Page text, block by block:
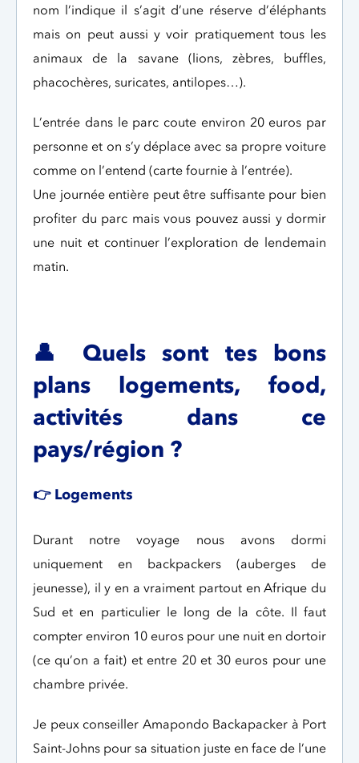
nom l’indique il s’agit d’une réserve d’éléphants
mais on peut aussi y voir pratiquement tous les
animaux de la savane (lions, zèbres, buffles,
phacochères, suricates, antilopes…).
L’entrée dans le parc coute environ 20 euros par
personne et on s’y déplace avec sa propre voiture
comme on l’entend (carte fournie à l’entrée).
Une journée entière peut être suffisante pour bien
profiter du parc mais vous pouvez aussi y dormir
une nuit et continuer l’exploration de lendemain
matin.
👤 Quels sont tes bons
plans logements, food,
activités dans ce
pays/région ?
👉 Logements
Durant notre voyage nous avons dormi
uniquement en backpackers (auberges de
jeunesse), il y en a vraiment partout en Afrique du
Sud et en particulier le long de la côte. Il faut
compter environ 10 euros pour une nuit en dortoir
(ce qu’on a fait) et entre 20 et 30 euros pour une
chambre privée.
Je peux conseiller Amapondo Backapacker à Port
Saint-Johns pour sa situation juste en face de l’une